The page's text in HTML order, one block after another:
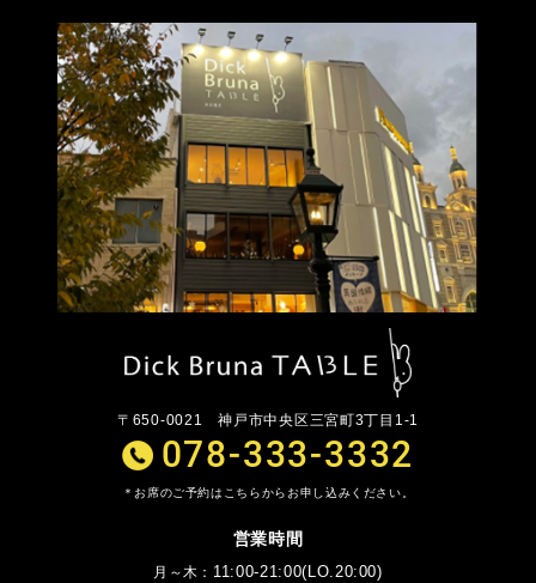
〒650-0021神戸市中央区三宮町3丁目1-1
078-333-3332
お席のご予約はこちらからお申し込みください。
営業時間
月～木 11:00-21:00(LO.20:00)